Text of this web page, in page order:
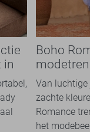
in
Boho
overal
Van luchtige
zachte
Romance
het